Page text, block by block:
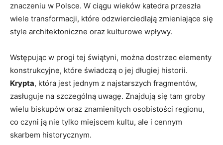
‍znaczeniu w Polsce. W ciągu wieków katedra przeszła⁣
wiele transformacji, które odzwierciedlają zmieniające się
style architektoniczne oraz kulturowe wpływy.
Wstępując w progi tej ⁤świątyni, można dostrzec elementy
konstrukcyjne, które świadczą o jej długiej historii.
Krypta, która jest ⁢jednym z najstarszych fragmentów,​
zasługuje na⁤ szczególną uwagę. ⁢Znajdują ⁤się⁣ tam ‍groby
wielu biskupów oraz znamienitych ⁢osobistości regionu,
‌co czyni ją nie tylko miejscem ⁣kultu, ale ​i cennym
skarbem historycznym.